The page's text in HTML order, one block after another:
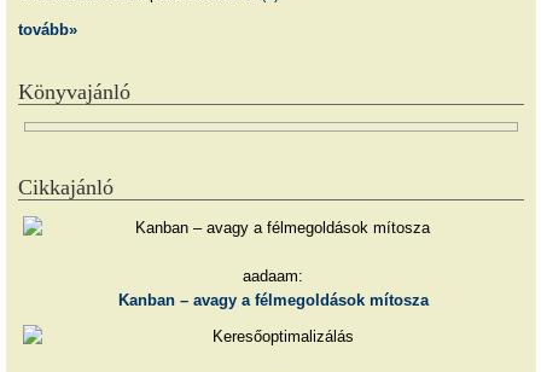
tovább»
Könyvajánló
Cikkajánló
aadaam:
Kanban – avagy a félmegoldások mítosza